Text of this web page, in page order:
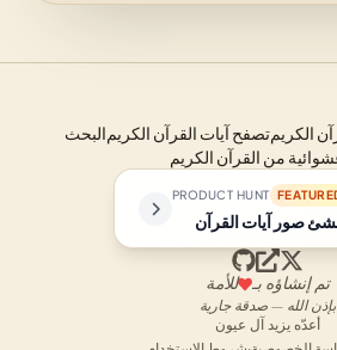
الكريمتصفح آيات القرآن الكريمالبحث
من القرآن الكريم
PRODUCT HUNT
صور آيات القرآن
تم إنشاؤه بـ للأمة
بإذن الله — صدقة جارية
أعدّه يزيد آل عيون